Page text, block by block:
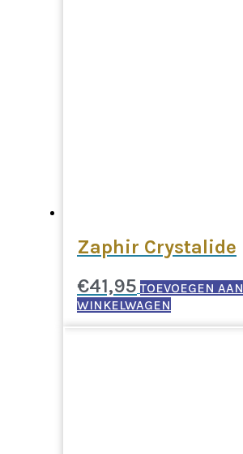
Zaphir Crystalide
€41,95 TOEVOEGEN AAN
WINKELWAGEN